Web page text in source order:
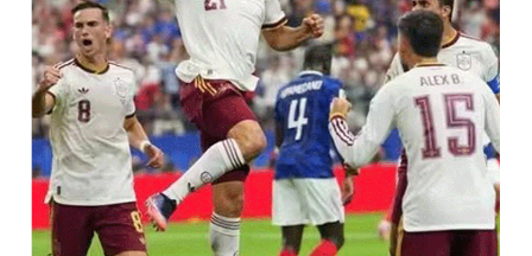
म
के
सा
थ
हो
गा
खि
ता
बी
मु
का
ब
O
R
L
D
C
U
P
-
2
0
2
6